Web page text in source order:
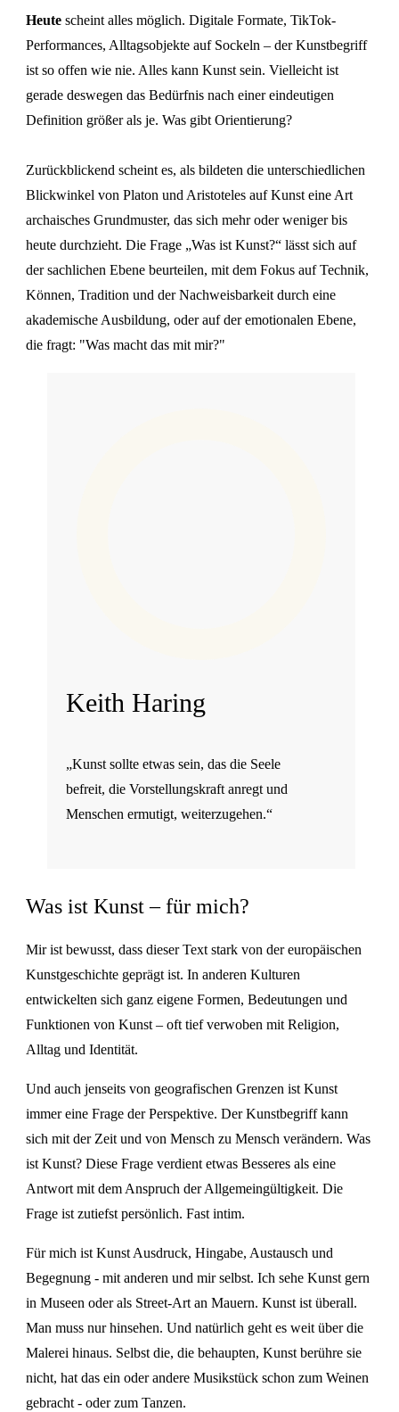
Heute scheint alles möglich. Digitale Formate, TikTok-
Performances, Alltagsobjekte auf Sockeln – der Kunstbegriff
ist so offen wie nie. Alles kann Kunst sein. Vielleicht ist
gerade deswegen das Bedürfnis nach einer eindeutigen
Definition größer als je. Was gibt Orientierung?
Zurückblickend scheint es, als bildeten die unterschiedlichen
Blickwinkel von Platon und Aristoteles auf Kunst eine Art
archaisches Grundmuster, das sich mehr oder weniger bis
heute durchzieht. Die Frage „Was ist Kunst?“ lässt sich auf
der sachlichen Ebene beurteilen, mit dem Fokus auf Technik,
Können, Tradition und der Nachweisbarkeit durch eine
akademische Ausbildung, oder auf der emotionalen Ebene,
die fragt: "Was macht das mit mir?"
Keith Haring
„Kunst sollte etwas sein, das die Seele
befreit, die Vorstellungskraft anregt und
Menschen ermutigt, weiterzugehen.“
Was ist Kunst – für mich?
Mir ist bewusst, dass dieser Text stark von der europäischen
Kunstgeschichte geprägt ist. In anderen Kulturen
entwickelten sich ganz eigene Formen, Bedeutungen und
Funktionen von Kunst – oft tief verwoben mit Religion,
Alltag und Identität.
Und auch jenseits von geografischen Grenzen ist Kunst
immer eine Frage der Perspektive. Der Kunstbegriff kann
sich mit der Zeit und von Mensch zu Mensch verändern. Was
ist Kunst? Diese Frage verdient etwas Besseres als eine
Antwort mit dem Anspruch der Allgemeingültigkeit. Die
Frage ist zutiefst persönlich. Fast intim.
Für mich ist Kunst Ausdruck, Hingabe, Austausch und
Begegnung - mit anderen und mir selbst. Ich sehe Kunst gern
in Museen oder als Street-Art an Mauern. Kunst ist überall.
Man muss nur hinsehen. Und natürlich geht es weit über die
Malerei hinaus. Selbst die, die behaupten, Kunst berühre sie
nicht, hat das ein oder andere Musikstück schon zum Weinen
gebracht - oder zum Tanzen.